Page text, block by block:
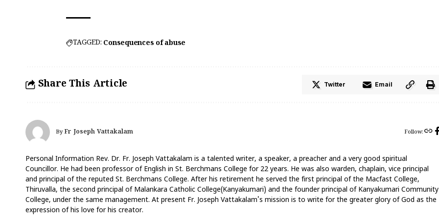
TAGGED: Consequences of abuse
Share This Article Twitter Email
By Fr Joseph Vattakalam Follow:
Personal Information Rev. Dr. Fr. Joseph Vattakalam is a talented writer, a speaker, a preacher and a very good spiritual
Councillor. He had been professor of English in St. Berchmans College for 22 years. He was also warden, chaplain, vice principal
and principal of the reputed St. Berchmans College. After his retirement he served the first principal of the Macfast College,
Thiruvalla, the second principal of Malankara Catholic College(Kanyakumari) and the founder principal of Kanyakumari Community
College, under the same management. At present Fr. Joseph Vattakalam's mission is to write for the greater glory of God as the
expression of his love for his creator.